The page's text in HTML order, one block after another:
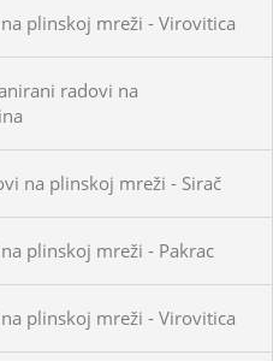
plinskoj mreži - Virovitica
radovi na
na plinskoj mreži - Sirač
plinskoj mreži - Pakrac
plinskoj mreži - Virovitica